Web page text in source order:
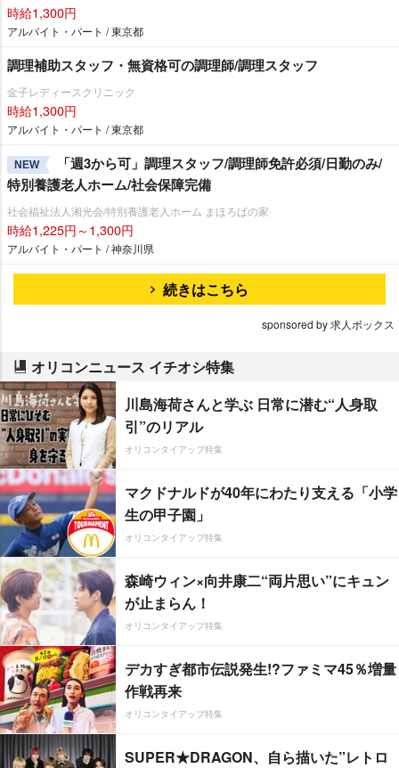
時給1,300円
アルバイト・パート / 東京都
調理補助スタッフ・無資格可の調理師/調理スタッフ
金子レディースクリニック
時給1,300円
アルバイト・パート / 東京都
NEW
「週3から可」調理スタッフ/調理師免許必須/日勤のみ/
特別養護老人ホーム/社会保障完備
社会福祉法人湘光会/特別養護老人ホーム まほろばの家
時給1,225円～1,300円
アルバイト・パート / 神奈川県
続きはこちら
sponsored by 求人ボックス
オリコンニュース イチオシ特集
川島海荷さんと学ぶ 日常に潜む“人身取
引”のリアル
オリコンタイアップ特集
マクドナルドが40年にわたり支える「小学
生の甲子園」
オリコンタイアップ特集
森崎ウィン×向井康二“両片思い”にキュン
が止まらん！
オリコンタイアップ特集
デカすぎ都市伝説発生!?ファミマ45％増量
作戦再来
オリコンタイアップ特集
SUPER★DRAGON、自ら描いた”レトロ